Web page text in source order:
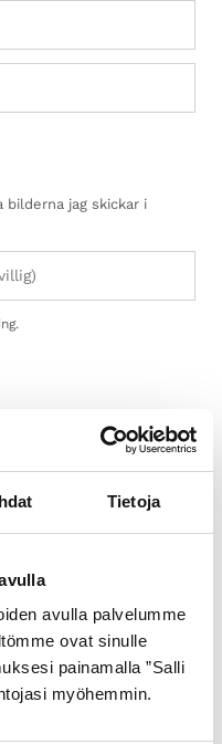
Tietoja
avulla palvelumme
ovat sinulle
painamalla ”Salli
myöhemmin.
bilderna jag skickar i
verkstad i
sakkunnig hjälp
— både före